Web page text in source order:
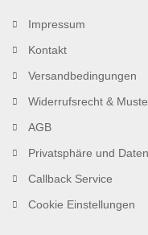
Impressum
Kontakt
Versandbedingungen
Widerrufsrecht &
AGB
Privatsphäre und
Callback Service
Cookie Einstellungen